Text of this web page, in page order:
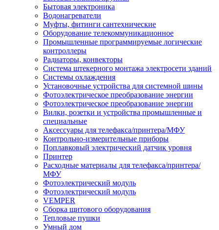
Бытовая электроника
Водонагреватели
Муфты, фитинги сантехнические
Оборудование телекоммуникационное
Промышленные программируемые логические
контроллеры
Радиаторы, конвекторы
Система штекерного монтажа электросети зданий
Системы охлаждения
Установочные устройства для системной шины
Фотоэлектрическое преобразование энергии
Фотоэлектрическое преобразование энергии
Вилки, розетки и устройства промышленные и
специальные
Аксессуары для телефакса/принтера/МФУ
Контрольно-измерительные приборы
Поплавковый электрический датчик уровня
Принтер
Расходные материалы для телефакса/принтера/
МФУ
Фотоэлектрический модуль
Фотоэлектрический модуль
VEMPER
Сборка щитового оборудования
Тепловые пушки
Умный дом